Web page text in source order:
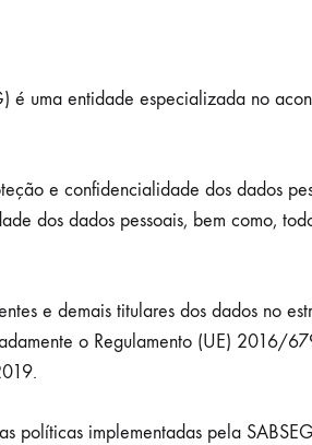
uma entidade especializada no
e confidencialidade dos dados
dos dados pessoais, bem como,
e demais titulares dos dados no
o Regulamento (UE) 2016/
políticas implementadas pela